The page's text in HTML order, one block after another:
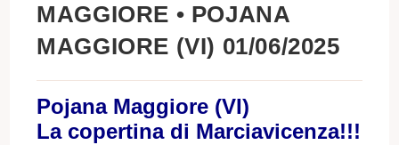
MAGGIORE • POJANA
MAGGIORE (VI) 01/06/2025
Pojana Maggiore (VI)
La copertina di Marciavicenza!!!